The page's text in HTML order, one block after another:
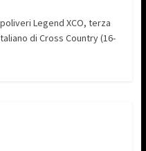
Legend XCO, terza
di Cross Country (16-